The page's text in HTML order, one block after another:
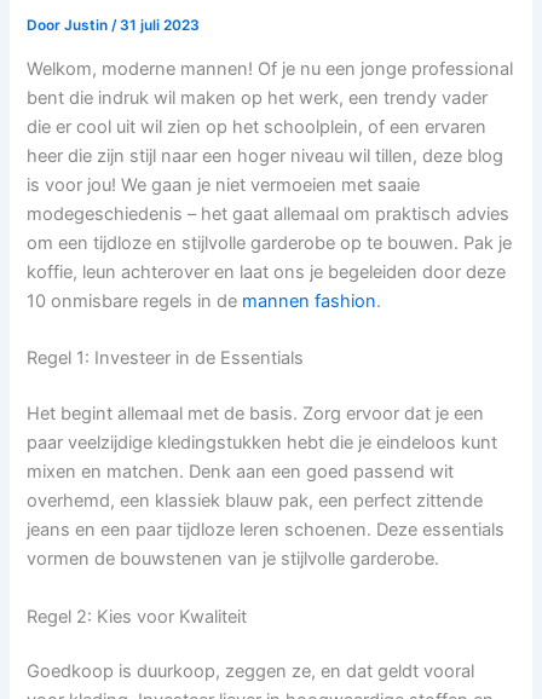
DoorJustin/31 juli 2023
Welkom, moderne mannen! Of je nu een jonge professional
bent die indruk wil maken op het werk, een trendy vader
die er cool uit wil zien op het schoolplein, of een ervaren
heer die zijn stijl naar een hoger niveau wil tillen, deze blog
is voor jou! We gaan je niet vermoeien met saaie
modegeschiedenis – het gaat allemaal om praktisch advies
om een tijdloze en stijlvolle garderobe op te bouwen. Pak je
koffie, leun achterover en laat ons je begeleiden door deze
10 onmisbare regels in de mannen fashion.
Regel 1: Investeer in de Essentials
Het begint allemaal met de basis. Zorg ervoor dat je een
paar veelzijdige kledingstukken hebt die je eindeloos kunt
mixen en matchen. Denk aan een goed passend wit
overhemd, een klassiek blauw pak, een perfect zittende
jeans en een paar tijdloze leren schoenen. Deze essentials
vormen de bouwstenen van je stijlvolle garderobe.
Regel 2: Kies voor Kwaliteit
Goedkoop is duurkoop, zeggen ze, en dat geldt vooral